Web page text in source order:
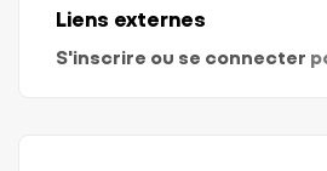
Liens externes
S'inscrire ou se connecter